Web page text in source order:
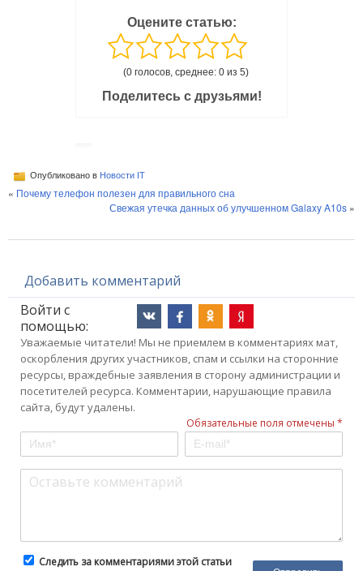
Оцените статью:
(0 голосов, среднее: 0 из 5)
Поделитесь с друзьями!
Опубликовано в Новости IT
« Почему телефон полезен для правильного сна
Свежая утечка данных об улучшенном Galaxy A10s »
Добавить комментарий
Войти с
помощью:
Уважаемые читатели! Мы не приемлем в комментариях мат,
оскорбления других участников, спам и ссылки на сторонние
ресурсы, враждебные заявления в сторону администрации и
посетителей ресурса. Комментарии, нарушающие правила
сайта, будут удалены.
Обязательные поля отмечены *
Следить за комментариями этой статьи